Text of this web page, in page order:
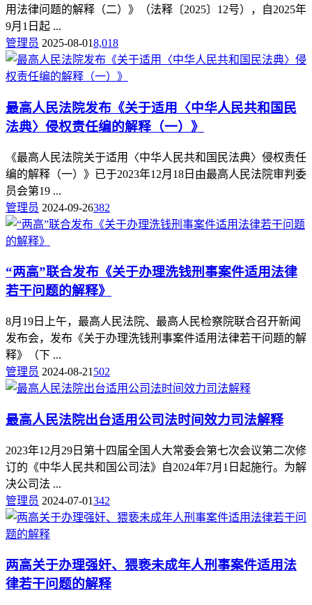
用法律问题的解释（二）》（法释〔2025〕12号），自2025年
9月1日起 ...
管理员 2025-08-018,018
最高人民法院发布《关于适用〈中华人民共和国民
法典〉侵权责任编的解释（一）》
《最高人民法院关于适用〈中华人民共和国民法典〉侵权责任
编的解释（一）》已于2023年12月18日由最高人民法院审判委
员会第19 ...
管理员 2024-09-26382
“两高”联合发布《关于办理洗钱刑事案件适用法律
若干问题的解释》
8月19日上午，最高人民法院、最高人民检察院联合召开新闻
发布会，发布《关于办理洗钱刑事案件适用法律若干问题的解
释》（下 ...
管理员 2024-08-21 502
最高人民法院出台适用公司法时间效力司法解释
2023年12月29日第十四届全国人大常委会第七次会议第二次修
订的《中华人民共和国公司法》自2024年7月1日起施行。为解
决公司法 ...
管理员 2024-07-01342
两高关于办理强奸、猥亵未成年人刑事案件适用法
律若干问题的解释